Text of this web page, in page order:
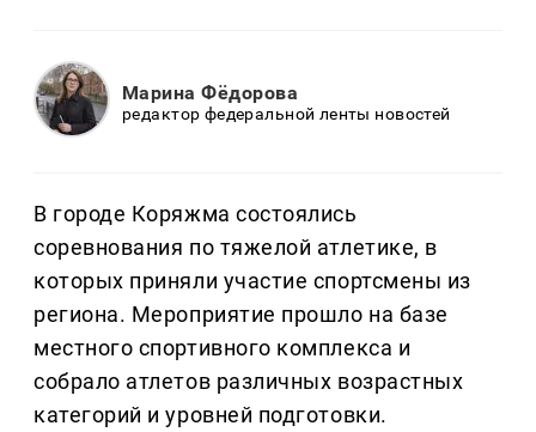
Марина Фёдорова
редактор федеральной ленты новостей
В городе Коряжма состоялись
соревнования по тяжелой атлетике, в
которых приняли участие спортсмены из
региона. Мероприятие прошло на базе
местного спортивного комплекса и
собрало атлетов различных возрастных
категорий и уровней подготовки.